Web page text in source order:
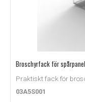
Broschyrfack för
Praktiskt fack för
03A5S001